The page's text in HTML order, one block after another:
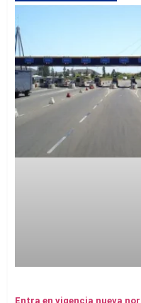
Entra en vigencia nueva